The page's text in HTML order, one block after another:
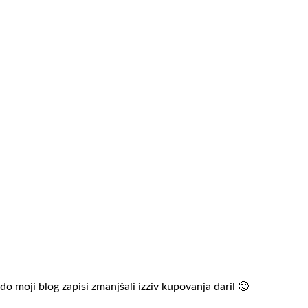
moji blog zapisi zmanjšali izziv kupovanja daril 🙂